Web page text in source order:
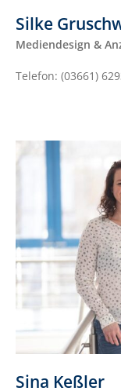
Silke
Mediendesign &
Telefon: (03661)
Sina Keßler